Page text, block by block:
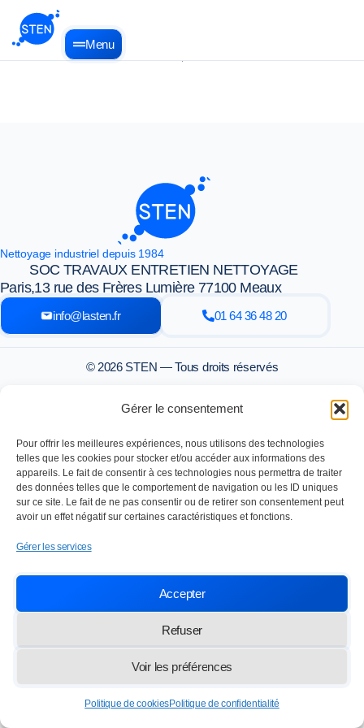
Gérer le consentement
Pour offrir les meilleures expériences, nous utilisons des technologies
telles que les cookies pour stocker et/ou accéder aux informations des
appareils. Le fait de consentir à ces technologies nous permettra de traiter
des données telles que le comportement de navigation ou les ID uniques
sur ce site. Le fait de ne pas consentir ou de retirer son consentement peut
avoir un effet négatif sur certaines caractéristiques et fonctions.
Gérer les services
Accepter
Refuser
Voir les préférences
Politique de cookiesPolitique de confidentialité
Menu
Nettoyage industriel depuis 1984
SOC TRAVAUX ENTRETIEN NETTOYAGE
Paris,13 rue des Frères Lumière 77100 Meaux
info@lasten.fr 01 64 36 48 20
© 2026 STEN — Tous droits réservés